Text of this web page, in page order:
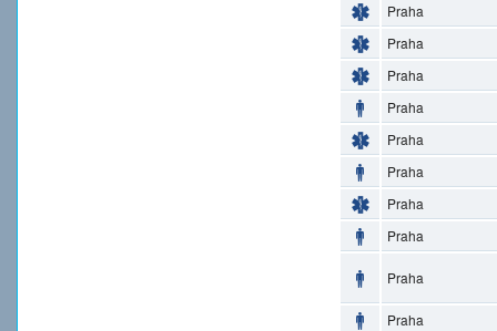
Praha
Praha
Praha
Praha
Praha
Praha
Praha
Praha
Praha
Praha